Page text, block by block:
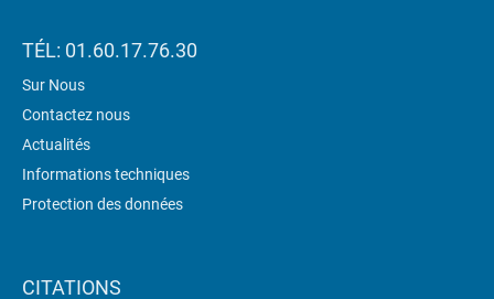
TÉL: 01.60.17.76.30
Sur Nous
Contactez nous
Actualités
Informations techniques
Protection des données
CITATIONS